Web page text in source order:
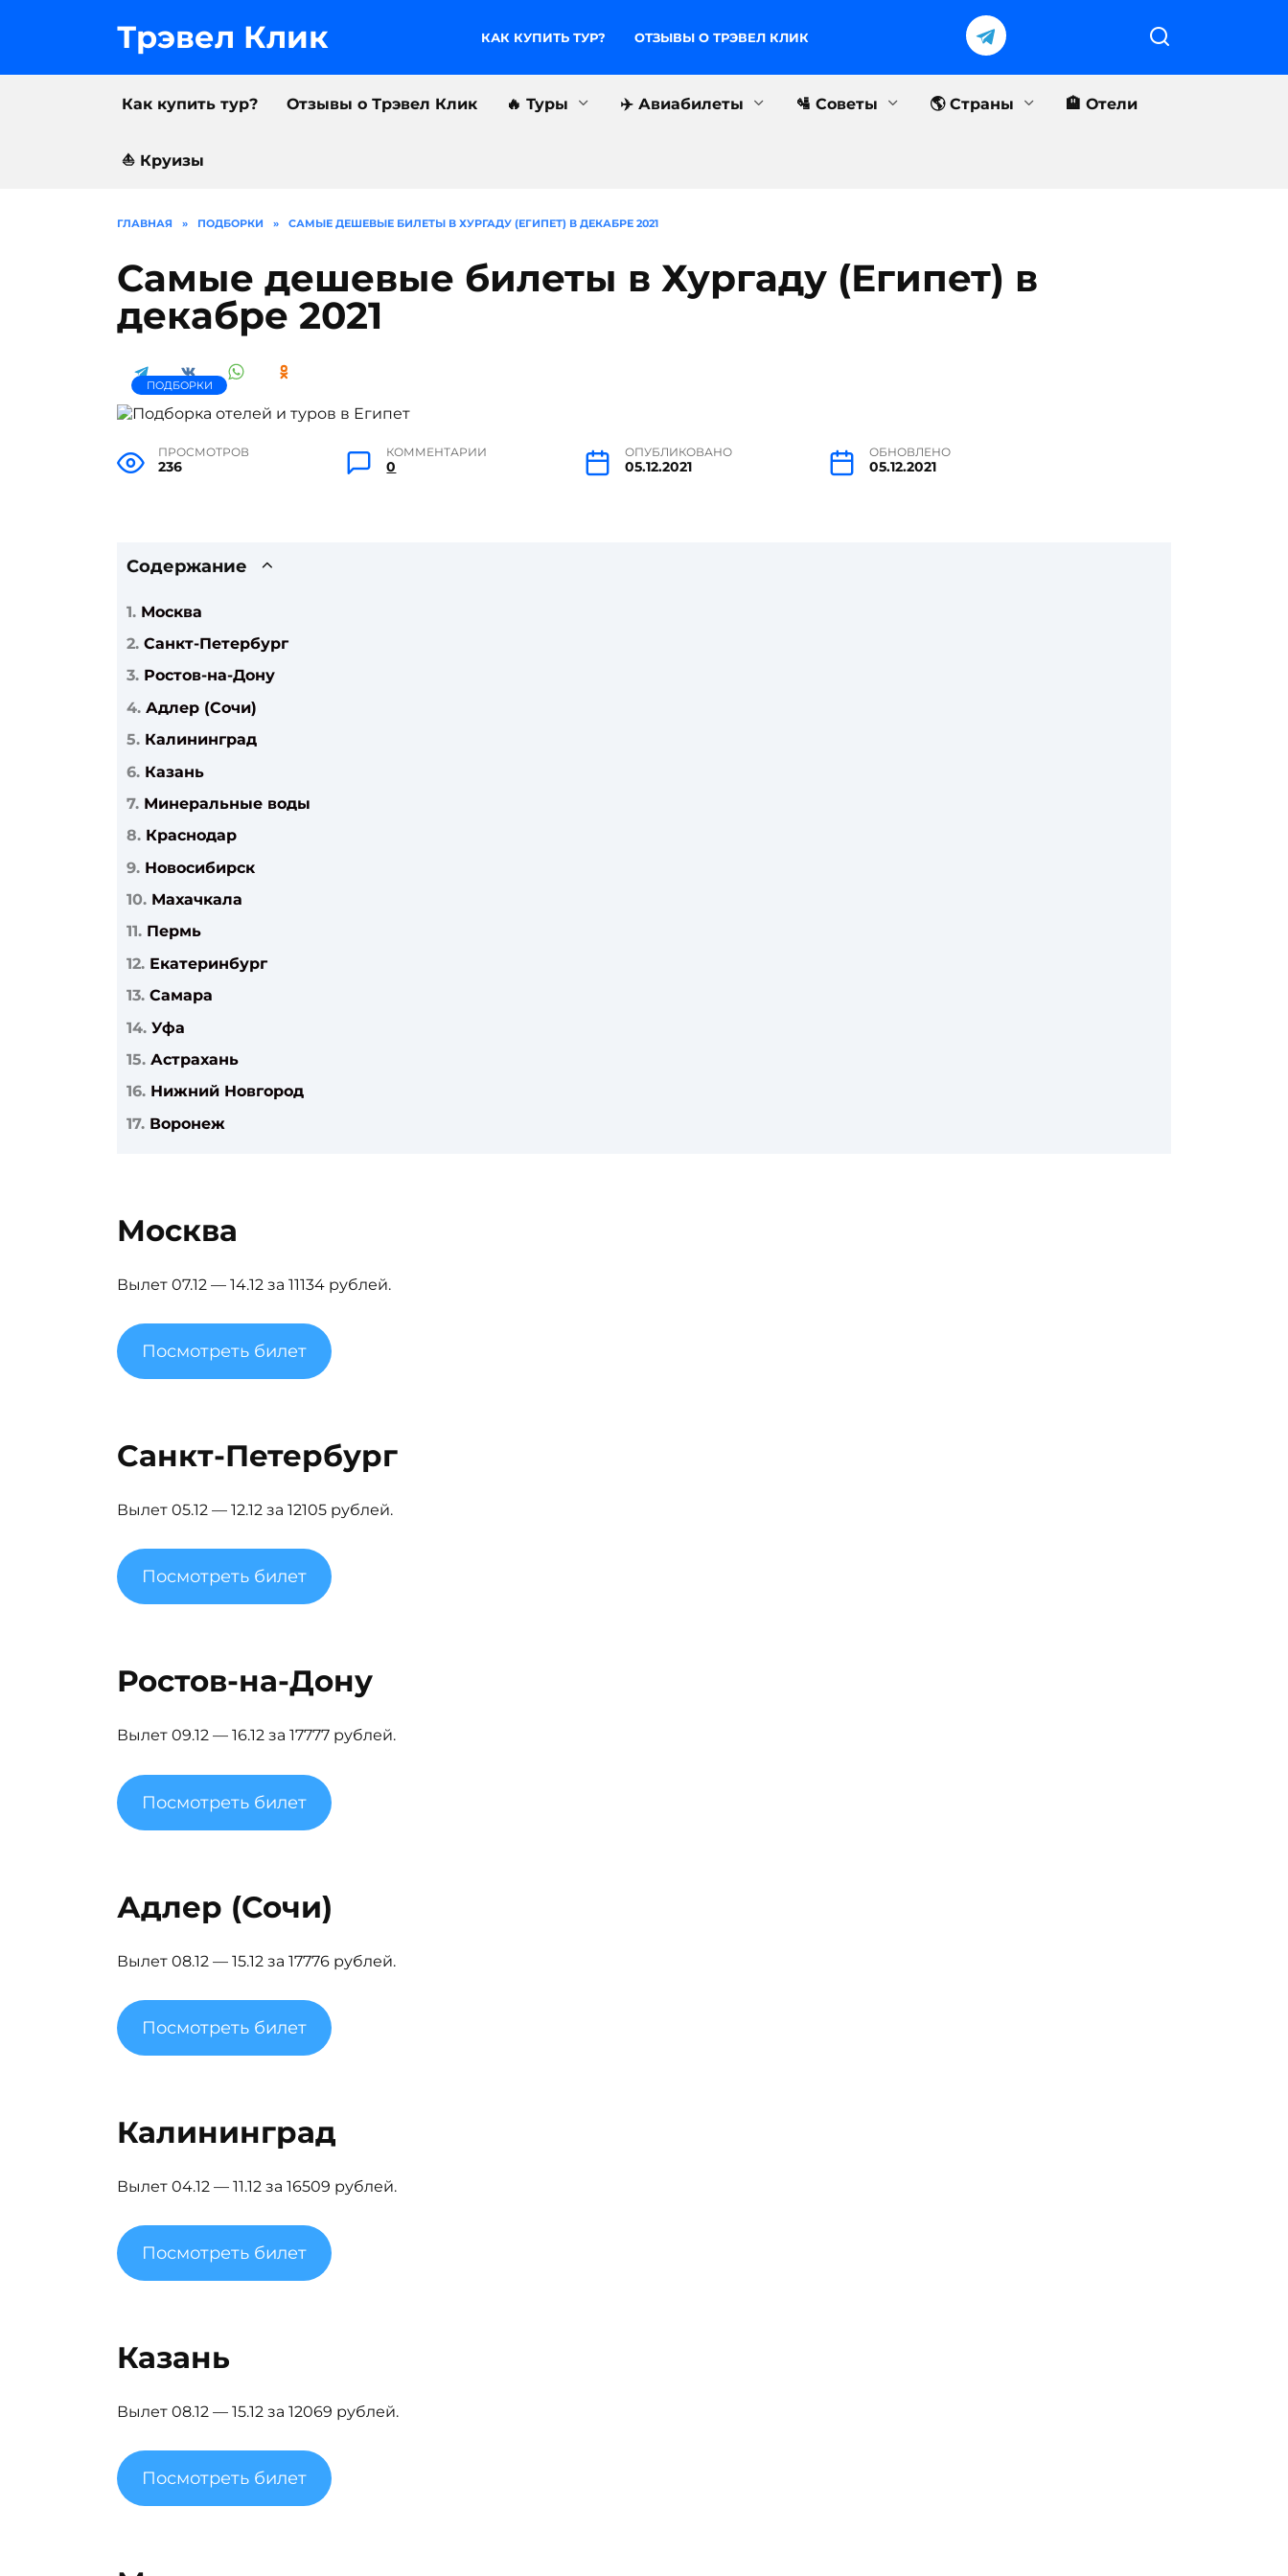
Трэвел Клик КАК КУПИТЬ ТУР? ОТЗЫВЫ О ТРЭВЕЛ КЛИК
Как купить тур? Отзывы о Трэвел Клик 🔥 Туры ✈️ Авиабилеты 🛂 Советы 🌎 Страны 🏨 Отели
⛵️ Круизы
ГЛАВНАЯ » ПОДБОРКИ » САМЫЕ ДЕШЕВЫЕ БИЛЕТЫ В ХУРГАДУ (ЕГИПЕТ) В ДЕКАБРЕ 2021
Самые дешевые билеты в Хургаду (Египет) в
декабре 2021
ПОДБОРКИ
ПРОСМОТРОВ
236
КОММЕНТАРИИ
0
ОПУБЛИКОВАНО
05.12.2021
ОБНОВЛЕНО
05.12.2021
Содержание
Москва
Санкт-Петербург
Ростов-на-Дону
Адлер (Сочи)
Калининград
Казань
Минеральные воды
Краснодар
Новосибирск
Махачкала
Пермь
Екатеринбург
Самара
Уфа
Астрахань
Нижний Новгород
Воронеж
Москва
Вылет 07.12 — 14.12 за 11134 рублей.
Посмотреть билет
Санкт-Петербург
Вылет 05.12 — 12.12 за 12105 рублей.
Посмотреть билет
Ростов-на-Дону
Вылет 09.12 — 16.12 за 17777 рублей.
Посмотреть билет
Адлер (Сочи)
Вылет 08.12 — 15.12 за 17776 рублей.
Посмотреть билет
Калининград
Вылет 04.12 — 11.12 за 16509 рублей.
Посмотреть билет
Казань
Вылет 08.12 — 15.12 за 12069 рублей.
Посмотреть билет